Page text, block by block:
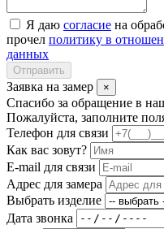
Я даю согласие на
прочел политику в
данных
Отправить
Заявка на замер ×
Спасибо за обращение в
Пожалуйста, заполните
Телефон для связи
Как вас зовут?
E-mail для связи
Адрес для замера
Выбрать изделие
Дата звонка